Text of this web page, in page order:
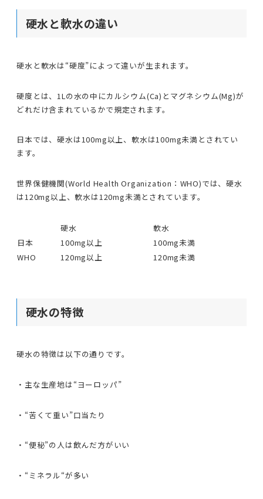
硬水と軟水の違い
硬水と軟水は“硬度”によって違いが生まれます。
硬度とは、1Lの水の中にカルシウム(Ca)とマグネシウム(Mg)が
どれだけ含まれているかで規定されます。
日本では、硬水は100mg以上、軟水は100mg未満とされてい
ます。
世界保健機関(World Health Organization：WHO)では、硬水
は120mg以上、軟水は120mg未満とされています。
硬水
軟水
日本
100mg以上
100mg未満
WHO
120mg以上 120mg未満
硬水の特徴
硬水の特徴は以下の通りです。
・主な生産地は“ヨーロッパ”
・“苦くて重い”口当たり
・“便秘”の人は飲んだ方がいい
・“ミネラル“が多い